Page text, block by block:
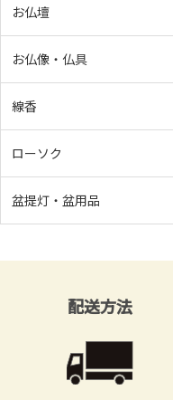
お仏壇
お仏像・仏具
線香
ローソク
盆提灯・盆用品
配送方法